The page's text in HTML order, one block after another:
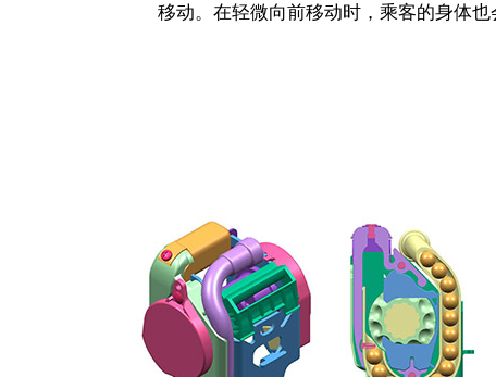
移动。在轻微向前移动时，乘客的身体